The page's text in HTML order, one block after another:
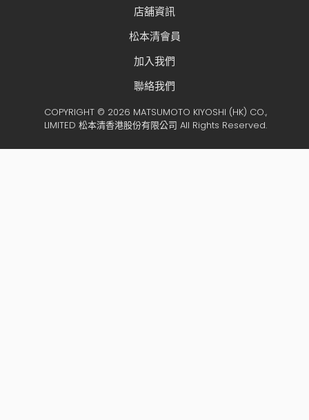
店舖資訊
松本清會員
加入我們
聯絡我們
COPYRIGHT © 2026 MATSUMOTO KIYOSHI (HK) CO.,
LIMITED 松本清香港股份有限公司 All Rights Reserved.